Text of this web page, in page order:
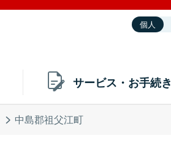
個人
サービス・お手続き
中島郡祖父江町